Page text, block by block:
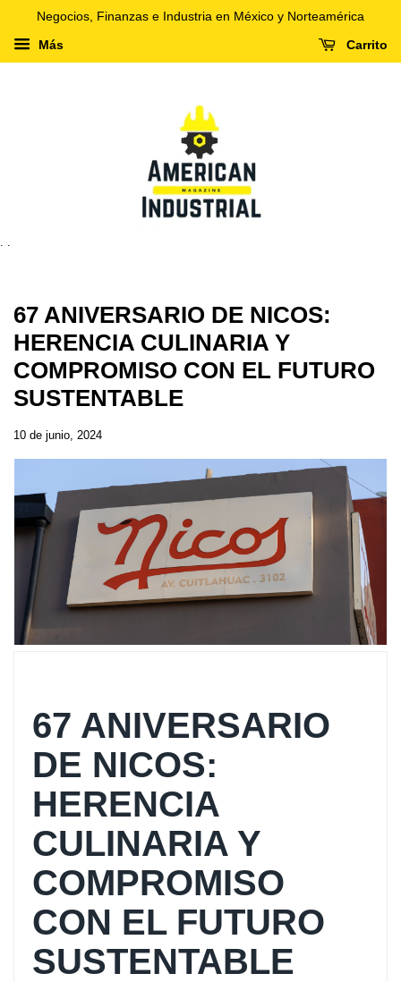
Negocios, Finanzas e Industria en México y Norteamérica
Más Carrito
. .
67 ANIVERSARIO DE NICOS:
HERENCIA CULINARIA Y
COMPROMISO CON EL FUTURO
SUSTENTABLE
10 de junio, 2024
67 ANIVERSARIO
DE NICOS:
HERENCIA
CULINARIA Y
COMPROMISO
CON EL FUTURO
SUSTENTABLE